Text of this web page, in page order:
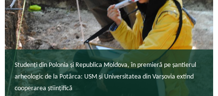
Studenți din Polonia și Republica Moldova, în premieră pe șantierul
arheologic de la Potârca: USM și Universitatea din Varșovia extind
cooperarea științifică